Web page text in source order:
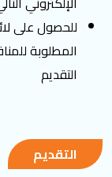
للحصول على
المطلوبة
التقديم
التقديم